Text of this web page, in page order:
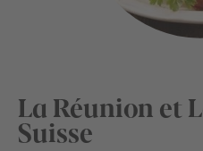
La Réunion et
Suisse